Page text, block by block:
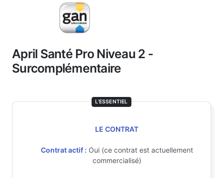
April Santé Pro Niveau 2 -
Surcomplémentaire
L'ESSENTIEL
LE CONTRAT
Contrat actif : Oui (ce contrat est actuellement
commercialisé)